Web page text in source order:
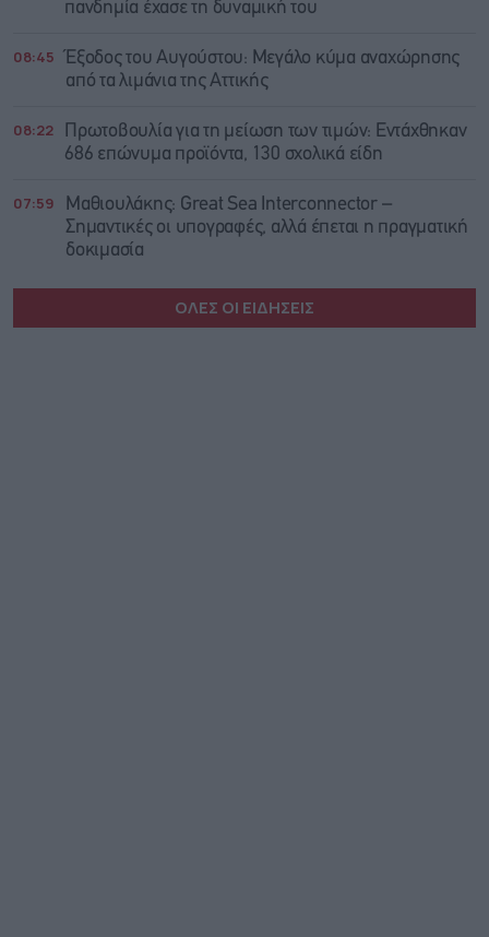
πανδημία έχασε τη δυναμική του
08:45
Έξοδος του Αυγούστου: Μεγάλο κύμα αναχώρησης
από τα λιμάνια της Αττικής
08:22
Πρωτοβουλία για τη μείωση των τιμών: Εντάχθηκαν
686 επώνυμα προϊόντα, 130 σχολικά είδη
07:59
Μαθιουλάκης: Great Sea Interconnector –
Σημαντικές οι υπογραφές, αλλά έπεται η πραγματική
δοκιμασία
ΟΛΕΣ ΟΙ ΕΙΔΗΣΕΙΣ